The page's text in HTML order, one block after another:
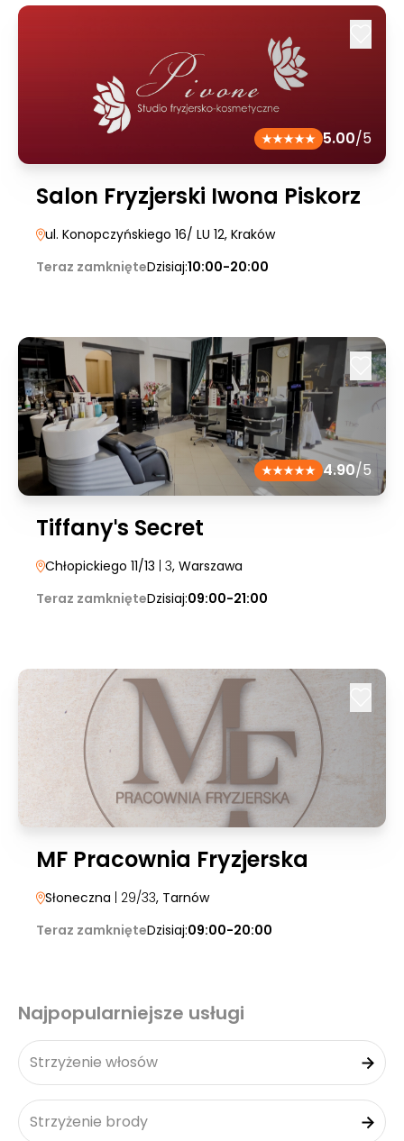
5.00/5
Salon Fryzjerski Iwona Piskorz
ul. Konopczyńskiego 16/ LU 12, Kraków
Teraz zamknięteDzisiaj:10:00-20:00
4.90/5
Tiffanyˈs Secret
Chłopickiego 11/13 | 3, Warszawa
Teraz zamknięteDzisiaj:09:00-21:00
MF Pracownia Fryzjerska
Słoneczna | 29/33, Tarnów
Teraz zamknięteDzisiaj:09:00-20:00
Najpopularniejsze usługi
Strzyżenie włosów
Strzyżenie brody